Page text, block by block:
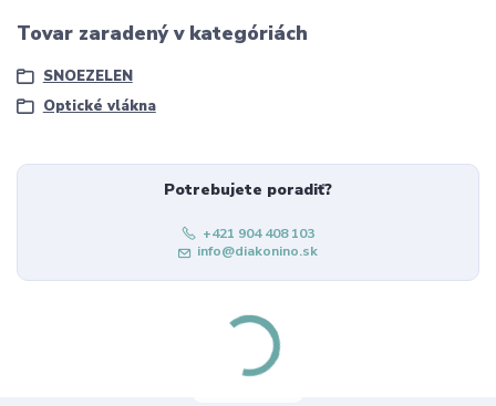
Tovar zaradený v kategóriách
SNOEZELEN
Optické vlákna
Potrebujete poradiť?
+421 904 408 103
info@diakonino.sk